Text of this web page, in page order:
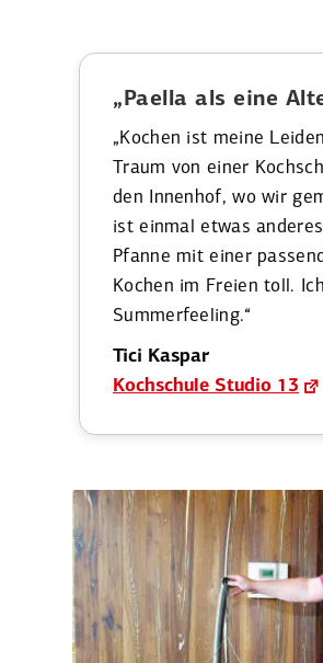
„Paella als eine
„Kochen ist meine
Traum von einer
den Innenhof, wo wir
ist einmal etwas
Pfanne mit einer
Kochen im Freien toll.
Summer­feeling.“
Tici Kaspar
Kochschule Studio 13